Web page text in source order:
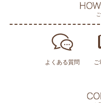
よくある質問